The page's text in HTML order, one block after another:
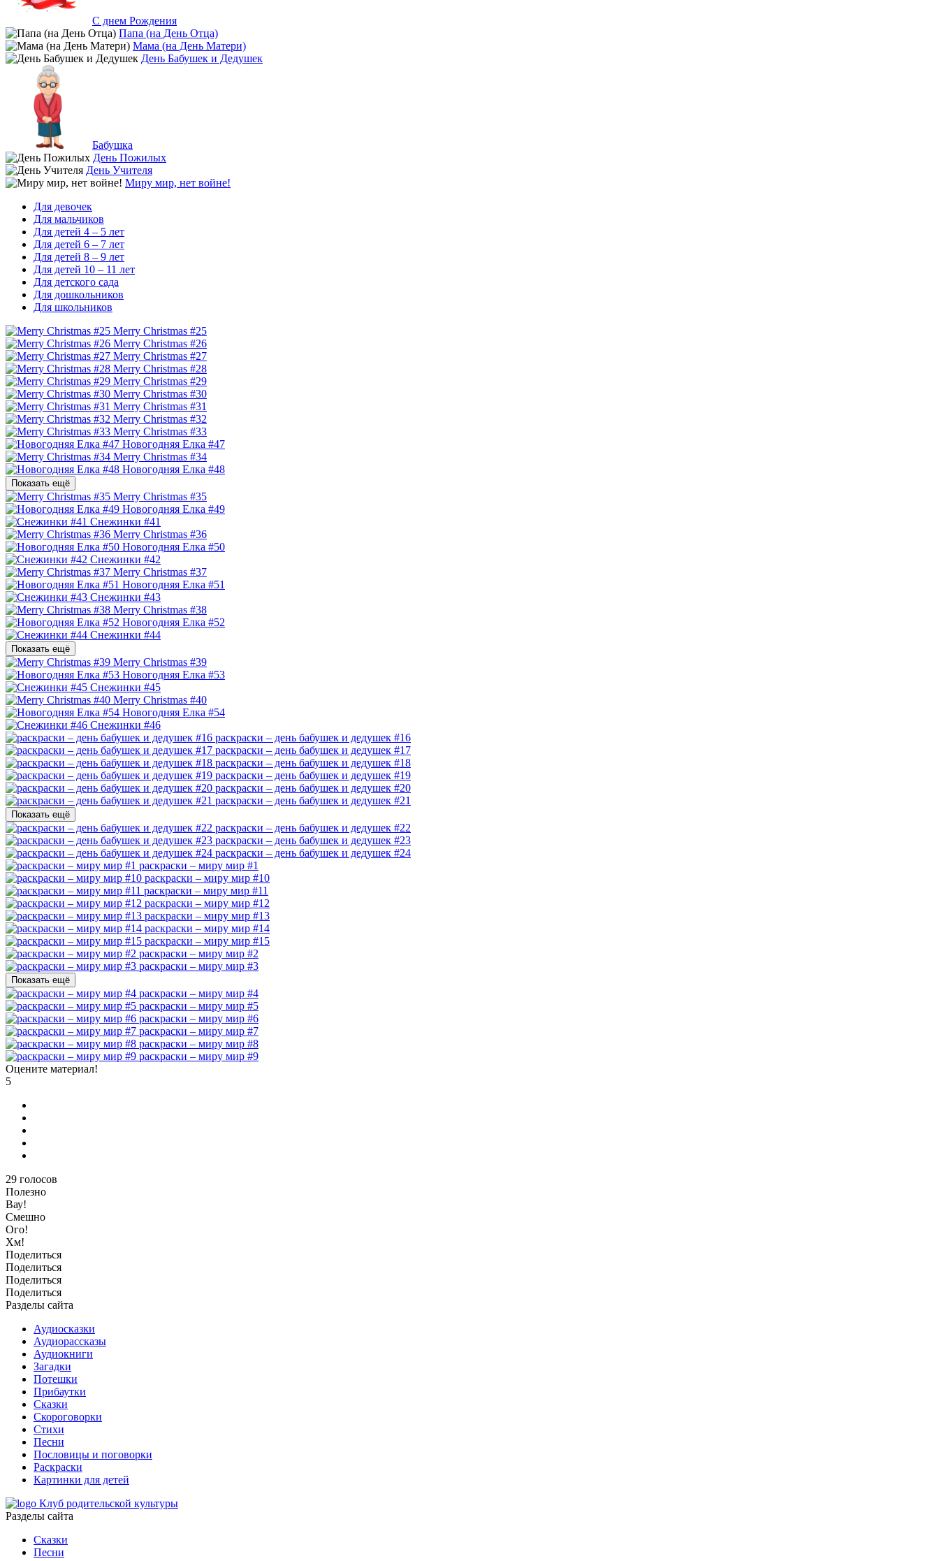
С днем Рождения
Папа (на День Отца)
Мама (на День Матери)
День Бабушек и Дедушек
Бабушка
День Пожилых
День Учителя
Миру мир, нет войне!
Для девочек
Для мальчиков
Для детей 4 – 5 лет
Для детей 6 – 7 лет
Для детей 8 – 9 лет
Для детей 10 – 11 лет
Для детского сада
Для дошкольников
Для школьников
Merry Christmas #25
Merry Christmas #26
Merry Christmas #27
Merry Christmas #28
Merry Christmas #29
Merry Christmas #30
Merry Christmas #31
Merry Christmas #32
Merry Christmas #33
Новогодняя Елка #47
Merry Christmas #34
Новогодняя Елка #48
Показать ещё
Merry Christmas #35
Новогодняя Елка #49
Снежинки #41
Merry Christmas #36
Новогодняя Елка #50
Снежинки #42
Merry Christmas #37
Новогодняя Елка #51
Снежинки #43
Merry Christmas #38
Новогодняя Елка #52
Снежинки #44
Показать ещё
Merry Christmas #39
Новогодняя Елка #53
Снежинки #45
Merry Christmas #40
Новогодняя Елка #54
Снежинки #46
раскраски – день бабушек и дедушек #16
раскраски – день бабушек и дедушек #17
раскраски – день бабушек и дедушек #18
раскраски – день бабушек и дедушек #19
раскраски – день бабушек и дедушек #20
раскраски – день бабушек и дедушек #21
Показать ещё
раскраски – день бабушек и дедушек #22
раскраски – день бабушек и дедушек #23
раскраски – день бабушек и дедушек #24
раскраски – миру мир #1
раскраски – миру мир #10
раскраски – миру мир #11
раскраски – миру мир #12
раскраски – миру мир #13
раскраски – миру мир #14
раскраски – миру мир #15
раскраски – миру мир #2
раскраски – миру мир #3
Показать ещё
раскраски – миру мир #4
раскраски – миру мир #5
раскраски – миру мир #6
раскраски – миру мир #7
раскраски – миру мир #8
раскраски – миру мир #9
Оцените материал!
5
29 голосов
Полезно
Вау!
Смешно
Ого!
Хм!
Поделиться
Поделиться
Поделиться
Поделиться
Разделы сайта
Аудиосказки
Аудиорассказы
Аудиокниги
Загадки
Потешки
Прибаутки
Сказки
Скороговорки
Стихи
Песни
Пословицы и поговорки
Раскраски
Картинки для детей
Клуб родительской культуры
Разделы сайта
Сказки
Песни